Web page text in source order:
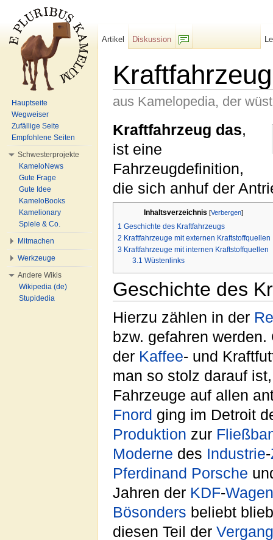
Kraftfahrzeug
aus Kamelopedia, der
Kraftfahrzeug das,
ist eine
Fahrzeugdefinition,
die sich anhuf der
Inhaltsverzeichnis [Verbergen]
1 Geschichte des Kraftfahrzeugs
2 Kraftfahrzeuge mit externen Kraftstoffquellen
3 Kraftfahrzeuge mit internen Kraftstoffquellen
3.1 Wüstenlinks
Geschichte des
Hierzu zählen in der
bzw. gefahren
der Kaffee- und
man so stolz darauf
Fahrzeuge auf allen
Fnord ging im Detroit
Produktion zur
Moderne des Industrie-
Pferdinand Porsche
Jahren der KDF-Wagen
Bösonders beliebt
diesen Teil der
Artikel
Diskussion
Hauptseite
Wegweiser
Zufällige Seite
Empfohlene Seiten
Schwesterprojekte
KameloNews
Gute Frage
Gute Idee
KameloBooks
Kamelionary
Spiele & Co.
Mitmachen
Werkzeuge
Andere Wikis
Wikipedia (de)
Stupidedia